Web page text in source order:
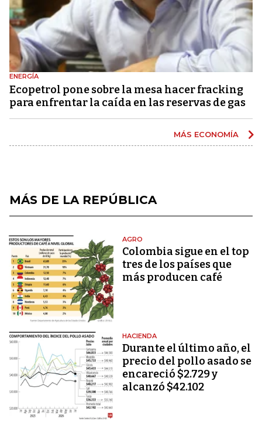
ENERGÍA
Ecopetrol pone sobre la mesa hacer fracking
para enfrentar la caída en las reservas de gas
MÁS ECONOMÍA
MÁS DE LA REPÚBLICA
AGRO
Colombia sigue en el top
tres de los países que
más producen café
HACIENDA
Durante el último año, el
precio del pollo asado se
encareció $2.729 y
alcanzó $42.102